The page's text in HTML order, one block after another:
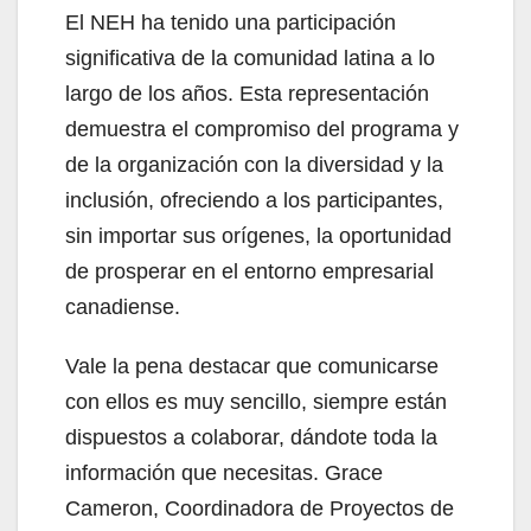
El NEH ha tenido una participación
significativa de la comunidad latina a lo
largo de los años. Esta representación
demuestra el compromiso del programa y
de la organización con la diversidad y la
inclusión, ofreciendo a los participantes,
sin importar sus orígenes, la oportunidad
de prosperar en el entorno empresarial
canadiense.
Vale la pena destacar que comunicarse
con ellos es muy sencillo, siempre están
dispuestos a colaborar, dándote toda la
información que necesitas. Grace
Cameron, Coordinadora de Proyectos de